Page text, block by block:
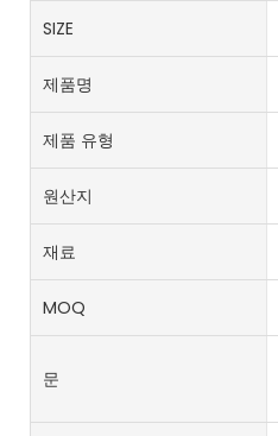
SIZE
제품명
제품 유형
원산지
재료
MOQ
문